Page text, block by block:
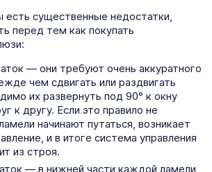
есть существенные недостатки,
перед тем как покупать
— они требуют очень аккуратного
чем сдвигать или раздвигать
их развернуть под 90° к окну
к другу. Если это правило не
начинают путаться, возникает
и в итоге система управления
из строя.
— в нижней части каждой ламели